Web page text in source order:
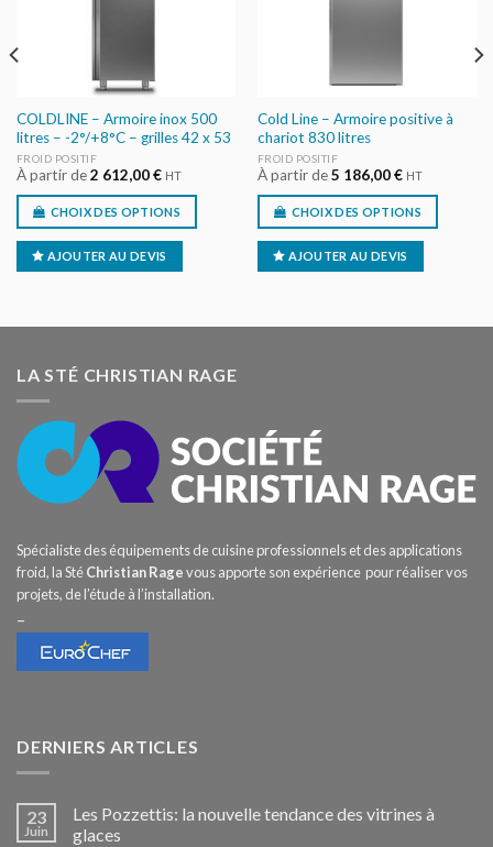
COLDLINE – Armoire inox 500
litres – -2°/+8°C – grilles 42 x 53
FROID POSITIF
À partir de2 612,00€ HT
CHOIX DES OPTIONS
AJOUTER AU DEVIS
Cold Line – Armoire positive à
chariot 830 litres
FROID POSITIF
À partir de5 186,00€ HT
CHOIX DES OPTIONS
AJOUTER AU DEVIS
LA STÉ CHRISTIAN RAGE
Spécialiste des équipements de cuisine professionnels et des applications
froid, la StéChristian Ragevous apporte son expérience pour réaliser vos
projets, de l’étude à l’installation.
–
DERNIERS ARTICLES
23
Juin
Les Pozzettis: la nouvelle tendance des vitrines à
glaces